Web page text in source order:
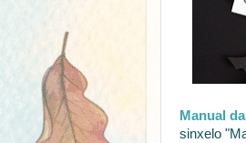
Manual
sinxelo